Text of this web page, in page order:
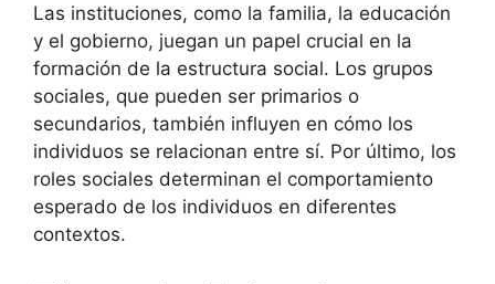
Las instituciones, como la familia, la educación
y el gobierno, juegan un papel crucial en la
formación de la estructura social. Los grupos
sociales, que pueden ser primarios o
secundarios, también influyen en cómo los
individuos se relacionan entre sí. Por último, los
roles sociales determinan el comportamiento
esperado de los individuos en diferentes
contextos.